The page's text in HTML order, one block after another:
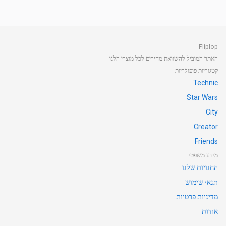
Fliplop
האתר המוביל להשוואת מחירים לכל מוצרי הלגו
קטגוריות פופולריות
Technic
Star Wars
City
Creator
Friends
מידע משפטי
החנויות שלנו
תנאי שימוש
מדיניות פרטיות
אודות